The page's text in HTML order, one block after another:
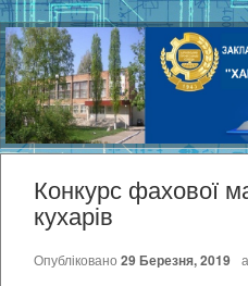
Конкурс фахової
кухарів
Опубліковано 29 Березня, 2019